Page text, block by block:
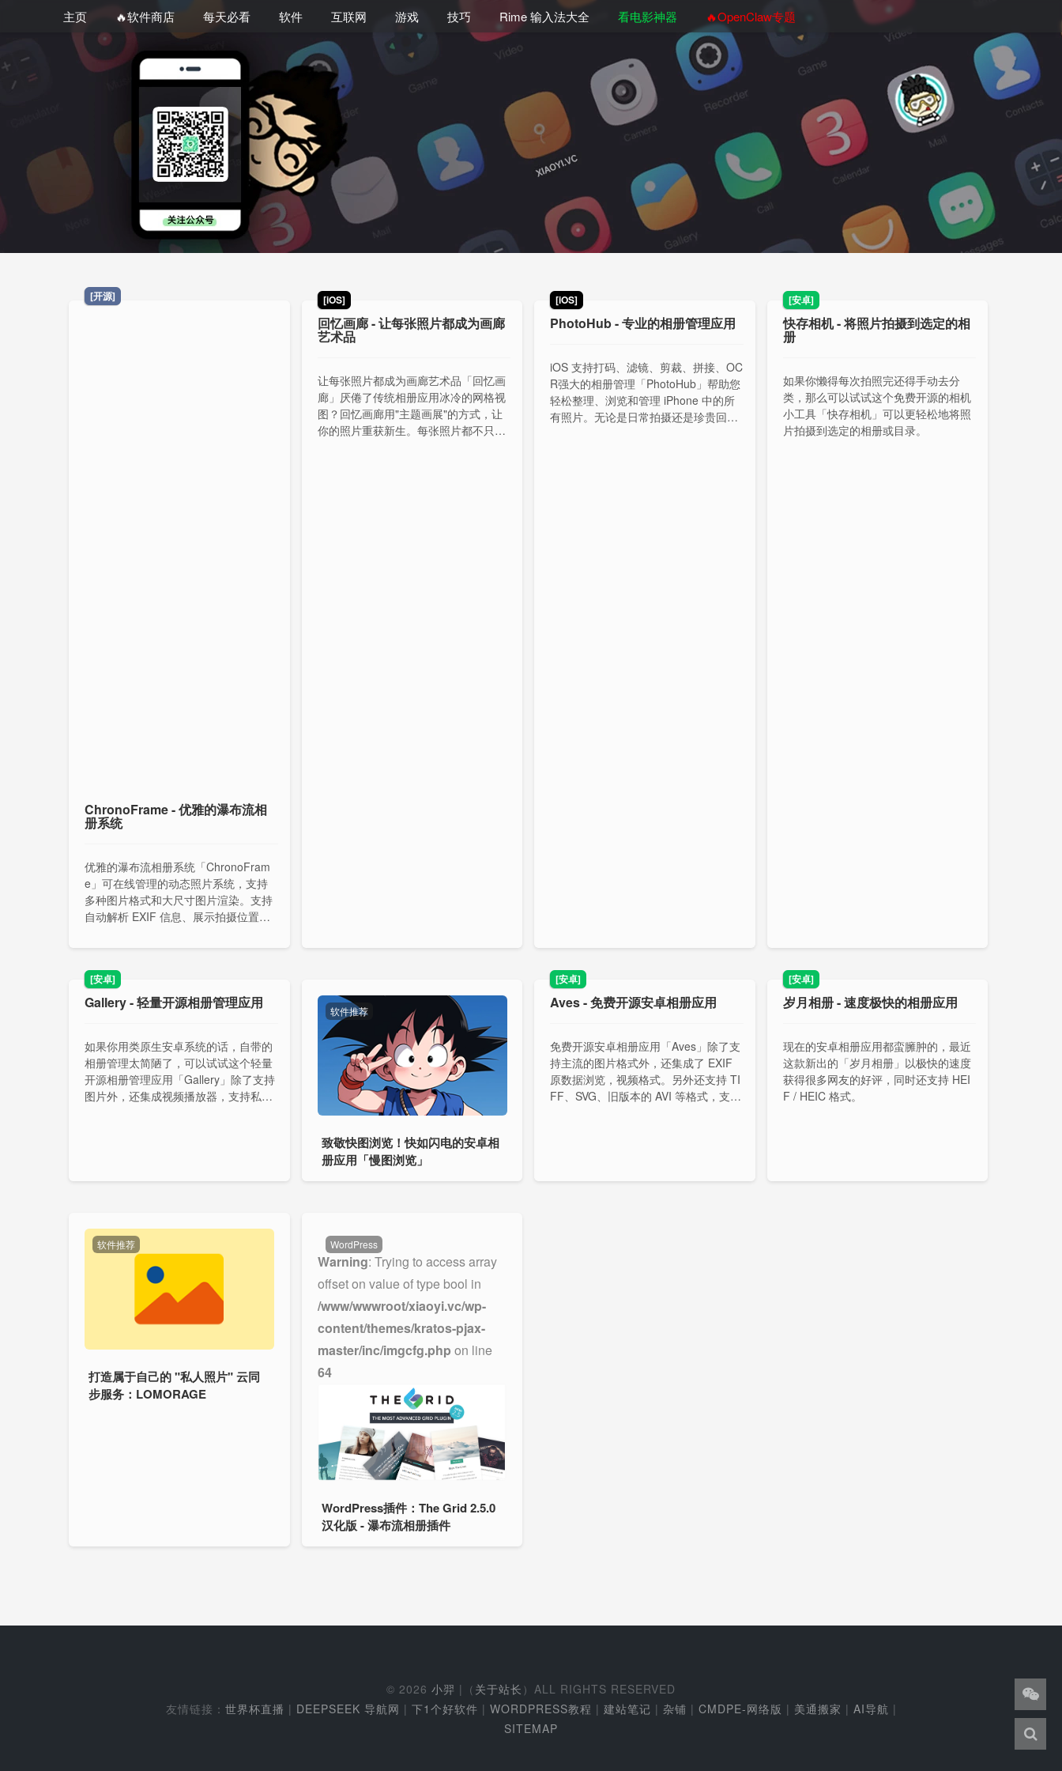
主页 🔥软件商店 每天必看 软件 互联网 游戏 技巧 Rime 输入法大全 看电影神器 🔥OpenClaw专题
[开源]
ChronoFrame - 优雅的瀑布流相
册系统
优雅的瀑布流相册系统「ChronoFram
e」可在线管理的动态照片系统，支持
多种图片格式和大尺寸图片渲染。支持
自动解析 EXIF 信息、展示拍摄位置、
能，相比静态相册更具交互性，提供了
OpenList 存储，推荐使用预构建的 doc
ker 镜像部署。
[iOS]
回忆画廊 - 让每张照片都成为画廊
艺术品
让每张照片都成为画廊艺术品「回忆画
廊」厌倦了传统相册应用冰冷的网格视
图？回忆画廊用"主题画展"的方式，让
你的照片重获新生。每张照片都不只是
[iOS]
PhotoHub - 专业的相册管理应用
iOS 支持打码、滤镜、剪裁、拼接、OC
R强大的相册管理「PhotoHub」帮助您
轻松整理、浏览和管理 iPhone 中的所
有照片。无论是日常拍摄还是珍贵回
[安卓]
快存相机 - 将照片拍摄到选定的相
册
如果你懒得每次拍照完还得手动去分
类，那么可以试试这个免费开源的相机
小工具「快存相机」可以更轻松地将照
片拍摄到选定的相册或目录。
[安卓]
Gallery - 轻量开源相册管理应用
如果你用类原生安卓系统的话，自带的
相册管理太简陋了，可以试试这个轻量
开源相册管理应用「Gallery」除了支持
图片外，还集成视频播放器，支持私密
软件推荐
致敬快图浏览！快如闪电的安卓相
册应用「慢图浏览」
[安卓]
Aves - 免费开源安卓相册应用
免费开源安卓相册应用「Aves」除了支
持主流的图片格式外，还集成了 EXIF
原数据浏览，视频格式。另外还支持 TI
FF、SVG、旧版本的 AVI 等格式，支持
[安卓]
岁月相册 - 速度极快的相册应用
现在的安卓相册应用都蛮臃肿的，最近
这款新出的「岁月相册」以极快的速度
获得很多网友的好评，同时还支持 HEI
F / HEIC 格式。
软件推荐
打造属于自己的 "私人照片" 云同
步服务：LOMORAGE
WordPress
Warning: Trying to access array
offset on value of type bool in
/www/wwwroot/xiaoyi.vc/wp-
content/themes/kratos-pjax-
master/inc/imgcfg.php on line
64
WordPress插件：The Grid 2.5.0
汉化版 - 瀑布流相册插件
© 2026 小羿 |（ 关于站长 ）ALL RIGHTS RESERVED
友情链接： 世界杯直播 | DEEPSEEK 导航网 | 下1个好软件 | WORDPRESS教程 | 建站笔记 | 杂铺 | CMDPE-网络版 | 美通搬家 | AI导航 |
SITEMAP